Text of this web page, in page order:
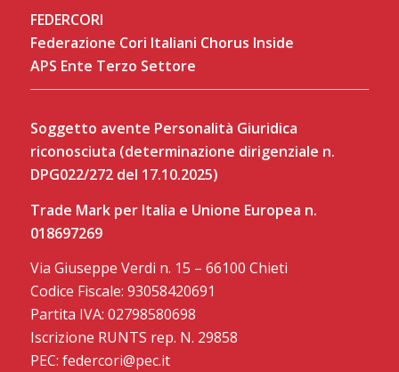
FEDERCORI
Federazione Cori Italiani Chorus Inside
APS Ente Terzo Settore
Soggetto avente Personalità Giuridica
riconosciuta (determinazione dirigenziale n.
DPG022/272 del 17.10.2025)
Trade Mark per Italia e Unione Europea n.
018697269
Via Giuseppe Verdi n. 15 – 66100 Chieti
Codice Fiscale: 93058420691
Partita IVA: 02798580698
Iscrizione RUNTS rep. N. 29858
PEC: federcori@pec.it